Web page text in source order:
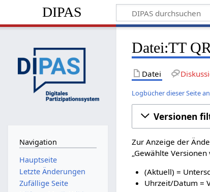
DIPAS
Datei:TT
Datei
Logbücher dieser Seite
Versionen
Zur Anzeige der
„Gewählte
(Aktuell) =
Uhrzeit/Datum =
Navigation
Hauptseite
Letzte Änderungen
Zufällige Seite